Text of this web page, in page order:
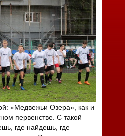
«Медвежьи Озера», как и
первенстве. С такой
где найдешь, где